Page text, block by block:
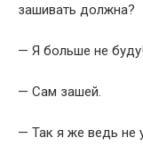
зашивать должна?
— Я больше не
— Сам зашей.
— Так я же ведь не